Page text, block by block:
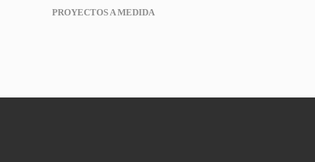
PROYECTOS A MEDIDA